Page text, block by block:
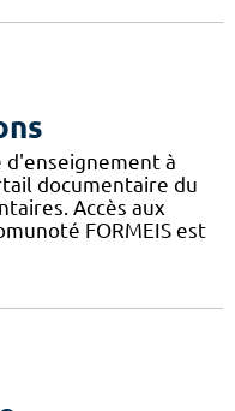
d'enseignement à
documentaire du
Accès aux
FORMEIS est